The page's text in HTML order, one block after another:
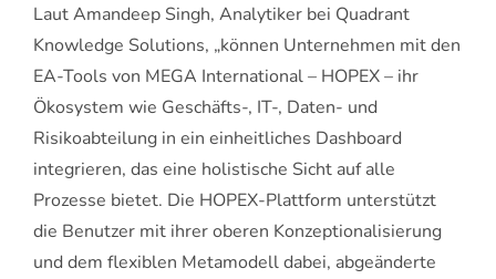
Laut Amandeep Singh, Analytiker bei Quadrant
Knowledge Solutions, „können Unternehmen mit den
EA-Tools von MEGA International – HOPEX – ihr
Ökosystem wie Geschäfts-, IT-, Daten- und
Risikoabteilung in ein einheitliches Dashboard
integrieren, das eine holistische Sicht auf alle
Prozesse bietet. Die HOPEX-Plattform unterstützt
die Benutzer mit ihrer oberen Konzeptionalisierung
und dem flexiblen Metamodell dabei, abgeänderte